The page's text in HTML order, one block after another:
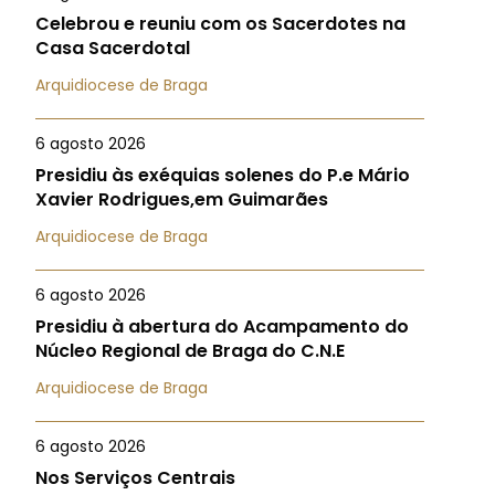
Celebrou e reuniu com os Sacerdotes na
Casa Sacerdotal
Arquidiocese de Braga
6 agosto 2026
Presidiu às exéquias solenes do P.e Mário
Xavier Rodrigues,em Guimarães
Arquidiocese de Braga
6 agosto 2026
Presidiu à abertura do Acampamento do
Núcleo Regional de Braga do C.N.E
Arquidiocese de Braga
6 agosto 2026
Nos Serviços Centrais